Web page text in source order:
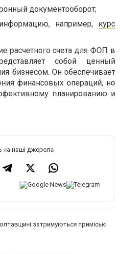
документооборот;
например, курс
расчетного счета для ФОП в
собой ценный
бизнесом. Он обеспечивает
финансовых операций, но
планированию и
на наші джерела
затримуються приміські